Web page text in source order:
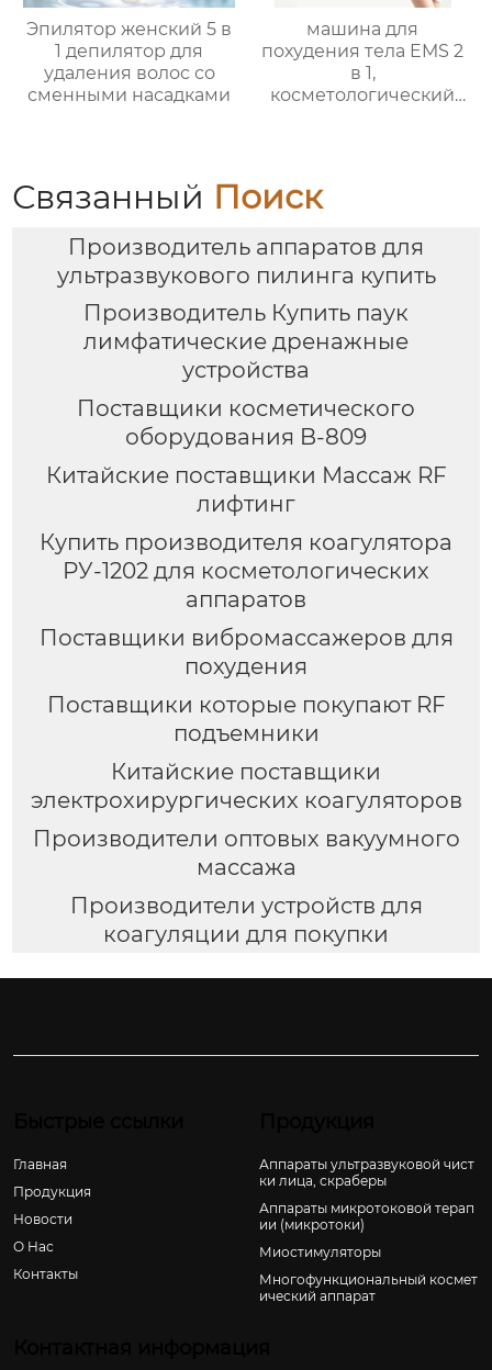
Эпилятор женский 5 в
1 депилятор для
удаления волос со
сменными насадками
машина для
похудения тела EMS 2
в 1,
косметологический
уменьшения
Связанный Поиск
Производитель аппаратов для
ультразвукового пилинга купить
Производитель Купить паук
лимфатические дренажные
устройства
Поставщики косметического
оборудования B-809
Китайские поставщики Массаж RF
лифтинг
Купить производителя коагулятора
РУ-1202 для косметологических
аппаратов
Поставщики вибромассажеров для
похудения
Поставщики которые покупают RF
подъемники
Китайские поставщики
электрохирургических коагуляторов
Производители оптовых вакуумного
массажа
Производители устройств для
коагуляции для покупки
Главная
Продукция
Новости
О Hас
Контакты
Аппараты ультразвуковой чист
ки лица, скраберы
Аппараты микротоковой терап
ии (микротоки)
Миостимуляторы
Многофункциональный космет
ический аппарат